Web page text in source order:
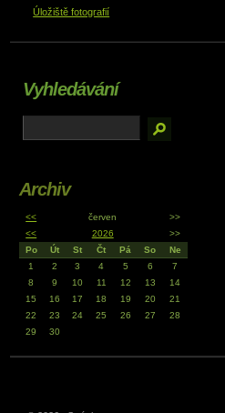
Úložiště fotografií
Vyhledávání
Archiv
<< červen
>>
<<
2026
>>
Po
Út St Čt Pá So
Ne
1
2 3 4 5 6
7
8
9 10 11 12 13
14
15
16 17 18 19 20
21
22
23 24 25 26 27
28
29
30